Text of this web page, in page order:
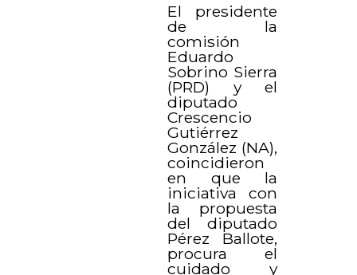
El presidente
de la
comisión
Eduardo
Sobrino Sierra
(PRD) y el
diputado
Crescencio
Gutiérrez
González (NA),
coincidieron
en que la
iniciativa con
la propuesta
del diputado
Pérez Ballote,
procura el
cuidado y